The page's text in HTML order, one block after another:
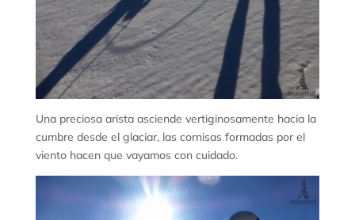
Una preciosa arista asciende vertiginosamente hacia la
cumbre desde el glaciar, las cornisas formadas por el
viento hacen que vayamos con cuidado.